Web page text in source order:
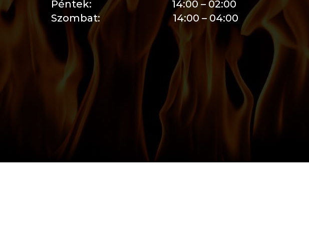
Péntek: 14:00 – 02:00
Szombat: 14:00 – 04:00